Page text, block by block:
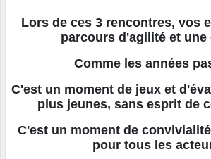
Lors de ces 3 rencontres, vos
parcours d'agilité et une
Comme les années
C'est un moment de jeux et
plus jeunes, sans esprit de
C'est un moment de
pour tous les